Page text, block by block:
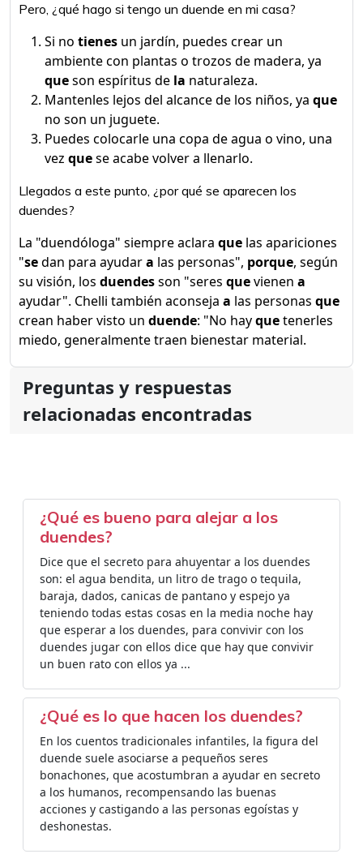
Pero, ¿qué hago si tengo un duende en mi casa?
Si no tienes un jardín, puedes crear un
ambiente con plantas o trozos de madera, ya
queson espíritus de la naturaleza.
Mantenles lejos del alcance de los niños, ya que
no son un juguete.
Puedes colocarle una copa de agua o vino, una
vez quese acabe volver a llenarlo.
Llegados a este punto, ¿por qué se aparecen los
duendes?
La "duendóloga" siempre aclara que las apariciones
"sedan para ayudara las personas", porque, según
su visión, los duendesson "seres quevienen a
ayudar". Chelli también aconseja a las personas que
crean haber visto un duende: "No hayquetenerles
miedo, generalmente traen bienestar material.
Preguntas y respuestas
relacionadas encontradas
¿Qué es bueno para alejar a los
duendes?
Dice que el secreto para ahuyentar a los duendes
son: el agua bendita, un litro de trago o tequila,
baraja, dados, canicas de pantano y espejo ya
teniendo todas estas cosas en la media noche hay
que esperar a los duendes, para convivir con los
duendes jugar con ellos dice que hay que convivir
un buen rato con ellos ya ...
¿Qué es lo que hacen los duendes?
En los cuentos tradicionales infantiles, la figura del
duende suele asociarse a pequeños seres
bonachones, que acostumbran a ayudar en secreto
a los humanos, recompensando las buenas
acciones y castigando a las personas egoístas y
deshonestas.